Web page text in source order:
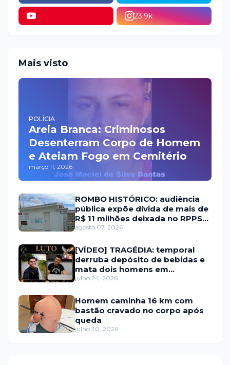
23.9k
Mais visto
POLÍCIA
Areia Branca: Criminosos
Desenterram Corpo de Homem
e Ateiam Fogo em Cemitério
março 11, 2026
ROMBO HISTÓRICO: audiência
pública expõe dívida de mais de
R$ 11 milhões deixada no RPPS
de Itaú RN
agosto 07, 2026
[VÍDEO] TRAGÉDIA: temporal
derruba depósito de bebidas e
mata dois homens em
Portalegre
julho 24, 2026
Homem caminha 16 km com
bastão cravado no corpo após
queda
julho 30, 2026